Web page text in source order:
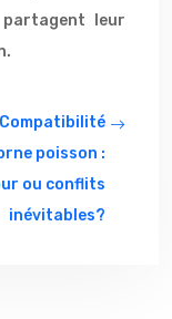
leur
Compatibilité
poisson :
ou conflits
inévitables?